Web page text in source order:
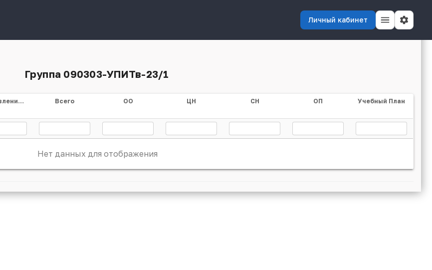
Личный кабинет
Группа 090303-УПИТв-23/1
Направление/специальность Всего ОО ЦН СН ОП Учебный План
Нет данных для отображения